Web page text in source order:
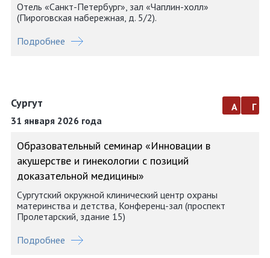
Отель «Санкт-Петербург», зал «Чаплин-холл»
(Пироговская набережная, д. 5/2).
Подробнее
Сургут
31 января 2026 года
а г
Образовательный семинар «Инновации в
акушерстве и гинекологии с позиций
доказательной медицины»
Сургутский окружной клинический центр охраны
материнства и детства, Конференц-зал (проспект
Пролетарский, здание 15)
Подробнее